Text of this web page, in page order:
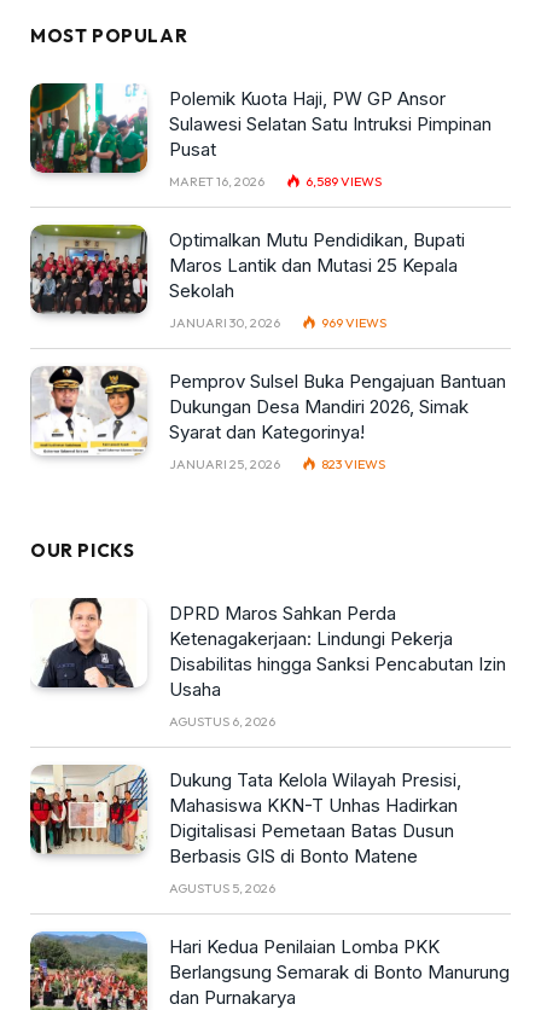
MOST POPULAR
Polemik Kuota Haji, PW GP Ansor
Sulawesi Selatan Satu Intruksi Pimpinan
Pusat
MARET 16, 2026 6,589VIEWS
Optimalkan Mutu Pendidikan, Bupati
Maros Lantik dan Mutasi 25 Kepala
Sekolah
JANUARI 30, 2026 969VIEWS
Pemprov Sulsel Buka Pengajuan Bantuan
Dukungan Desa Mandiri 2026, Simak
Syarat dan Kategorinya!
JANUARI 25, 2026 823VIEWS
OUR PICKS
DPRD Maros Sahkan Perda
Ketenagakerjaan: Lindungi Pekerja
Disabilitas hingga Sanksi Pencabutan Izin
Usaha
AGUSTUS 6, 2026
Dukung Tata Kelola Wilayah Presisi,
Mahasiswa KKN-T Unhas Hadirkan
Digitalisasi Pemetaan Batas Dusun
Berbasis GIS di Bonto Matene
AGUSTUS 5, 2026
Hari Kedua Penilaian Lomba PKK
Berlangsung Semarak di Bonto Manurung
dan Purnakarya